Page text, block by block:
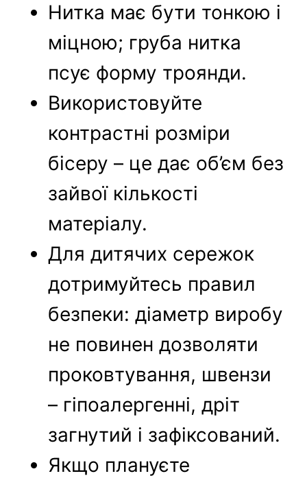
Нитка має бути тонкою і
міцною; груба нитка
псує форму троянди.
Використовуйте
контрастні розміри
бісеру – це дає об’єм без
зайвої кількості
матеріалу.
Для дитячих сережок
дотримуйтесь правил
безпеки: діаметр виробу
не повинен дозволяти
проковтування, швензи
– гіпоалергенні, дріт
загнутий і зафіксований.
Якщо плануєте